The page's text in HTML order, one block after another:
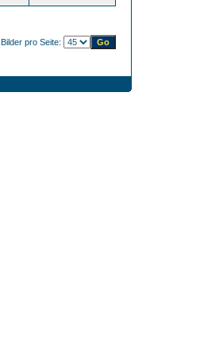
Bilder pro Seite: